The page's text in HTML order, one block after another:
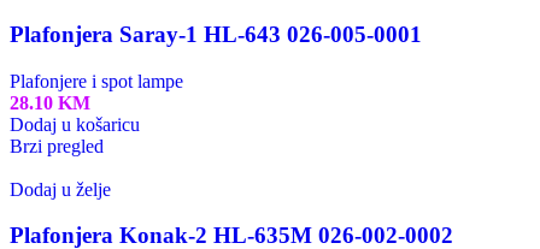
Plafonjera Saray-1 HL-643 026-005-0001
Plafonjere i spot lampe
28.10 KM
Dodaj u košaricu
Brzi pregled
Dodaj u želje
Plafonjera Konak-2 HL-635M 026-002-0002